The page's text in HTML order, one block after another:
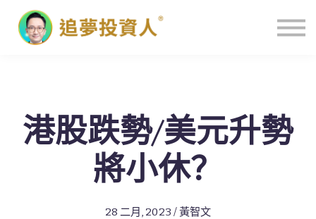
主頁
港股跌勢/美元升勢
將小休？
28 二月, 2023 / 黃智文